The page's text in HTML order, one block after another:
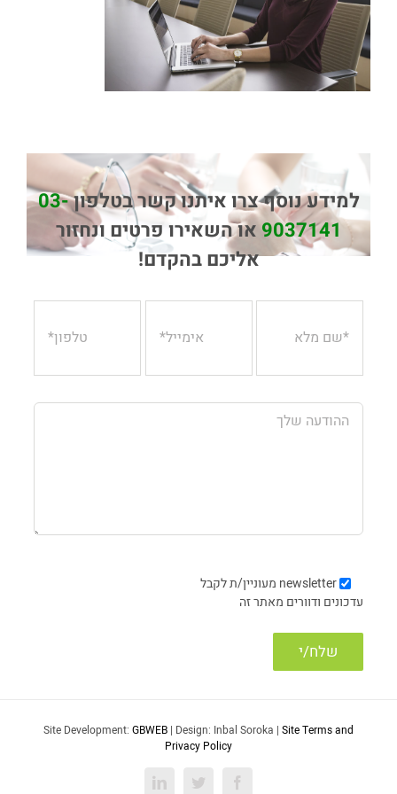
למידע נוסף צרו איתנו קשר בטלפון03-
9037141או השאירו פרטים ונחזור
אליכם בהקדם!
newsletter מעוניין/ת לקבל
עדכונים ודוורים מאתר זה
Site Development: GBWEB | Design: Inbal Soroka | Site Terms and
Privacy Policy
Facebook
Twitter
LinkedIn